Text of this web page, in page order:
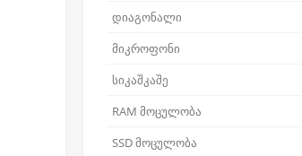
დიაგონალი
მიკროფონი
სიკაშკაშე
RAM მოცულობა
SSD მოცულობა